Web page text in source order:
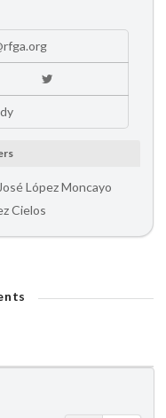
López Moncayo
Cielos